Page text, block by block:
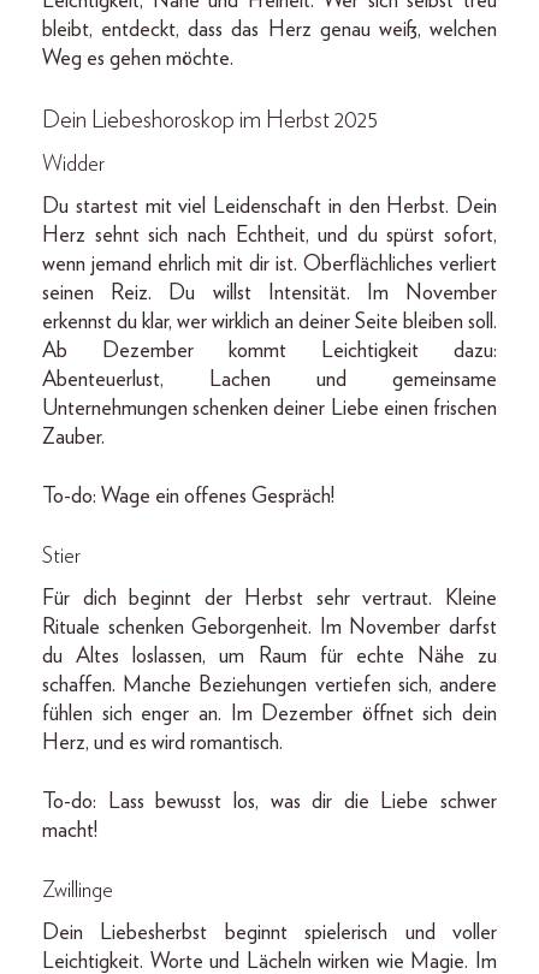
bleibt, entdeckt, dass das Herz genau weiß, welchen
Weg es gehen möchte.
Dein Liebeshoroskop im Herbst 2025
Widder
Du startest mit viel Leidenschaft in den Herbst. Dein
Herz sehnt sich nach Echtheit, und du spürst sofort,
wenn jemand ehrlich mit dir ist. Oberflächliches verliert
seinen Reiz. Du willst Intensität. Im November
erkennst du klar, wer wirklich an deiner Seite bleiben soll.
Ab Dezember kommt Leichtigkeit dazu:
Abenteuerlust, Lachen und gemeinsame
Unternehmungen schenken deiner Liebe einen frischen
Zauber.
To-do: Wage ein offenes Gespräch!
Stier
Für dich beginnt der Herbst sehr vertraut. Kleine
Rituale schenken Geborgenheit. Im November darfst
du Altes loslassen, um Raum für echte Nähe zu
schaffen. Manche Beziehungen vertiefen sich, andere
fühlen sich enger an. Im Dezember öffnet sich dein
Herz, und es wird romantisch.
To-do: Lass bewusst los, was dir die Liebe schwer
macht!
Zwillinge
Dein Liebesherbst beginnt spielerisch und voller
Leichtigkeit. Worte und Lächeln wirken wie Magie. Im